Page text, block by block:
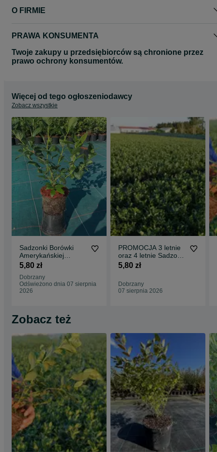
O FIRMIE
PRAWA KONSUMENTA
Twoje zakupy u przedsiębiorców są chronione przez
prawo ochrony konsumentów.
Więcej od tego ogłoszeniodawcy
Zobacz wszystkie
Sadzonki Borówki
Amerykańskiej
odmiana DUKE
5,80 zł
Dobrzany
Odświeżono dnia 07 sierpnia
2026
PROMOCJA 3 letnie
oraz 4 letnie Sadzonki
Borówki
Amerykańskiej
5,80 zł
Dobrzany
07 sierpnia 2026
Zobacz też